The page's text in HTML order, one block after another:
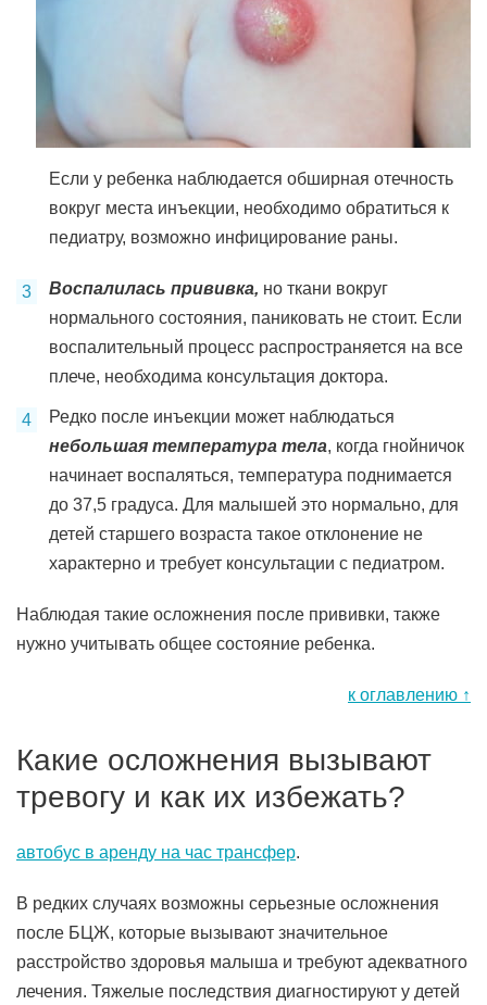
Если у ребенка наблюдается обширная отечность
вокруг места инъекции, необходимо обратиться к
педиатру, возможно инфицирование раны.
Воспалилась прививка, но ткани вокруг
нормального состояния, паниковать не стоит. Если
воспалительный процесс распространяется на все
плече, необходима консультация доктора.
Редко после инъекции может наблюдаться
небольшая температура тела, когда гнойничок
начинает воспаляться, температура поднимается
до 37,5 градуса. Для малышей это нормально, для
детей старшего возраста такое отклонение не
характерно и требует консультации с педиатром.
Наблюдая такие осложнения после прививки, также
нужно учитывать общее состояние ребенка.
к оглавлению ↑
Какие осложнения вызывают
тревогу и как их избежать?
автобус в аренду на час трансфер.
В редких случаях возможны серьезные осложнения
после БЦЖ, которые вызывают значительное
расстройство здоровья малыша и требуют адекватного
лечения. Тяжелые последствия диагностируют у детей